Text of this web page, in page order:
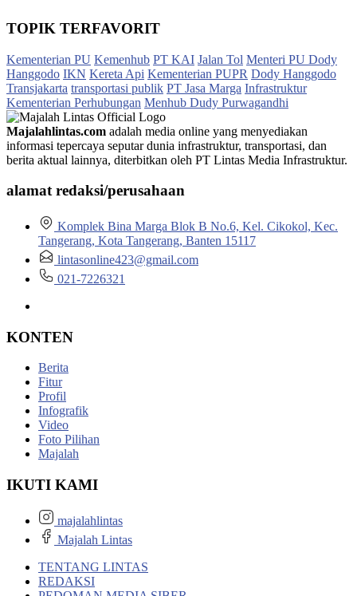
TOPIK TERFAVORIT
Kementerian PU Kemenhub PT KAI Jalan Tol Menteri PU Dody
Hanggodo IKN Kereta Api Kementerian PUPR Dody Hanggodo
Transjakarta transportasi publik PT Jasa Marga Infrastruktur
Kementerian Perhubungan Menhub Dudy Purwagandhi
Majalahlintas.com adalah media online yang menyediakan
informasi tepercaya seputar dunia infrastruktur, transportasi, dan
berita aktual lainnya, diterbitkan oleh PT Lintas Media Infrastruktur.
alamat redaksi/perusahaan
Komplek Bina Marga Blok B No.6, Kel. Cikokol, Kec.
Tangerang, Kota Tangerang, Banten 15117
lintasonline423@gmail.com
021-7226321
KONTEN
Berita
Fitur
Profil
Infografik
Video
Foto Pilihan
Majalah
IKUTI KAMI
majalahlintas
Majalah Lintas
TENTANG LINTAS
REDAKSI